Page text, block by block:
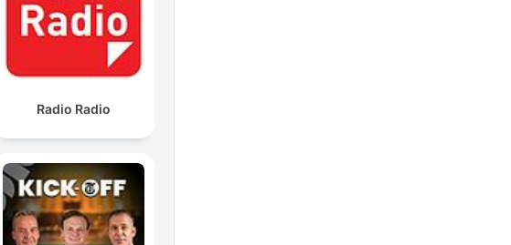
Radio Radio